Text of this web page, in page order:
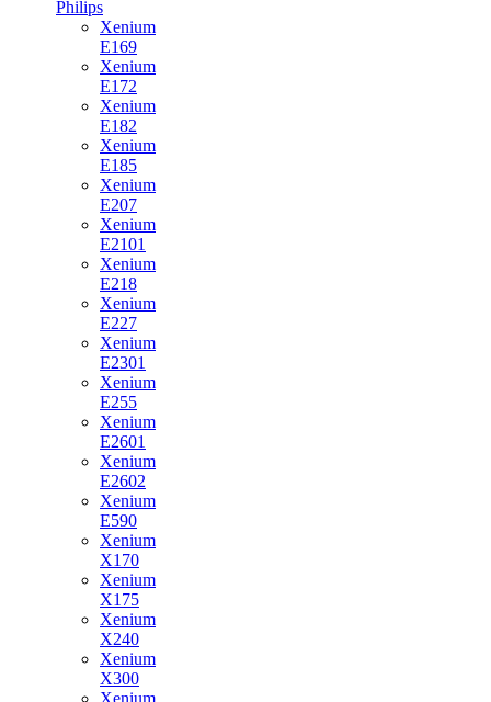
Philips
Xenium
E169
Xenium
E172
Xenium
E182
Xenium
E185
Xenium
E207
Xenium
E2101
Xenium
E218
Xenium
E227
Xenium
E2301
Xenium
E255
Xenium
E2601
Xenium
E2602
Xenium
E590
Xenium
X170
Xenium
X175
Xenium
X240
Xenium
X300
Xenium